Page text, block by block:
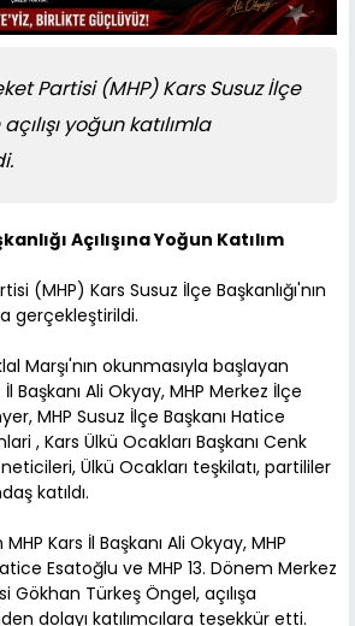
Partisi (MHP) Kars Susuz İlçe
yoğun katılımla
Açılışına Yoğun Katılım
(MHP) Kars Susuz İlçe Başkanlığı'nın
gerçekleştirildi.
Marşı'nın okunmasıyla başlayan
Başkanı Ali Okyay, MHP Merkez İlçe
MHP Susuz İlçe Başkanı Hatice
, Kars Ülkü Ocakları Başkanı Cenk
Ülkü Ocakları teşkilatı, partililer
katıldı.
Kars İl Başkanı Ali Okyay, MHP
Esatoğlu ve MHP 13. Dönem Merkez
Gökhan Türkeş Öngel, açılışa
dolayı katılımcılara teşekkür etti.